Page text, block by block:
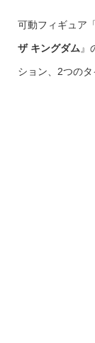
可動フィギュア「
ザ キングダム 』
ション、2つのタ